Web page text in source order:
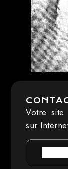
Votre
sur